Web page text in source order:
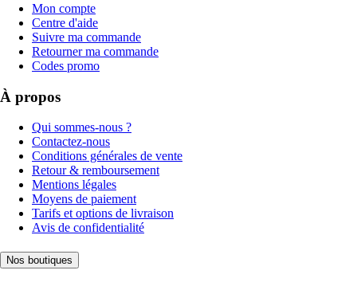
Mon compte
Centre d'aide
Suivre ma commande
Retourner ma commande
Codes promo
À propos
Qui sommes-nous ?
Contactez-nous
Conditions générales de vente
Retour & remboursement
Mentions légales
Moyens de paiement
Tarifs et options de livraison
Avis de confidentialité
Nos boutiques